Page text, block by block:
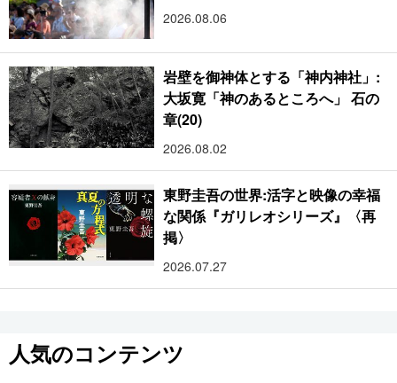
2026.08.06
岩壁を御神体とする「神内神社」:
大坂寛「神のあるところへ」 石の
章(20)
2026.08.02
東野圭吾の世界:活字と映像の幸福
な関係『ガリレオシリーズ』〈再
掲〉
2026.07.27
人気のコンテンツ